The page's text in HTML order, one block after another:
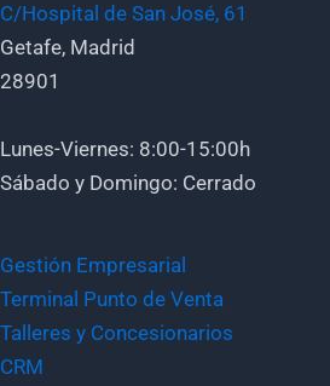
C/Hospital de San José, 61
Getafe, Madrid
28901
Lunes-Viernes: 8:00-15:00h
Sábado y Domingo: Cerrado
Gestión Empresarial
Terminal Punto de Venta
Talleres y Concesionarios
CRM